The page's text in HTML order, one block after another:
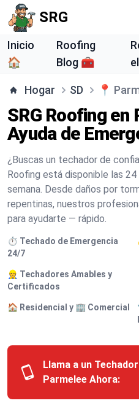
SRG
Inicio
🏠
Roofing
Blog 🧰
Hogar SD 📍
SRG Roofing en
Ayuda de
¿Buscas un techador de
Roofing está disponible las
semana. Desde daños por
repentinas, nuestros
para ayudarte — rápido.
⏱️ Techado de Emergencia
24/7
👷 Techadores Amables y
Certificados
🏠 Residencial y 🏢 Comercial
Llama a un
Parmelee Ahora: